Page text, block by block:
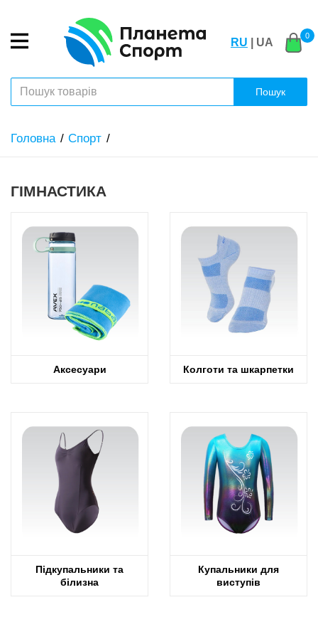
RU | UA
0
Пошук
Головна Спорт
ГІМНАСТИКА
Аксесуари Колготи та шкарпетки
Підкупальники та
білизна
Купальники для
виступів